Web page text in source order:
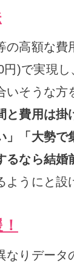
高額な費
)で実現
そうな方
と費用は
」「大勢で
るなら結婚
うにと設
なりデー